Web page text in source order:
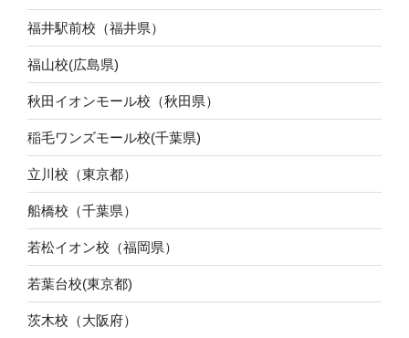
福井駅前校（福井県）
福山校(広島県)
秋田イオンモール校（秋田県）
稲毛ワンズモール校(千葉県)
立川校（東京都）
船橋校（千葉県）
若松イオン校（福岡県）
若葉台校(東京都)
茨木校（大阪府）